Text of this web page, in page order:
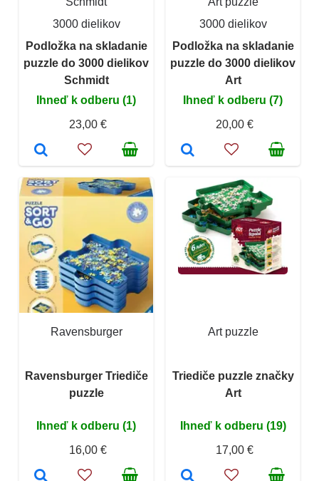
3000 dielikov
Podložka na skladanie
puzzle do 3000 dielikov
Schmidt
Ihneď k odberu (1)
23,00 €
3000 dielikov
Podložka na skladanie
puzzle do 3000 dielikov
Art
Ihneď k odberu (7)
20,00 €
Ravensburger
Ravensburger Triediče
puzzle
Ihneď k odberu (1)
16,00 €
Art puzzle
Triediče puzzle značky
Art
Ihneď k odberu (19)
17,00 €